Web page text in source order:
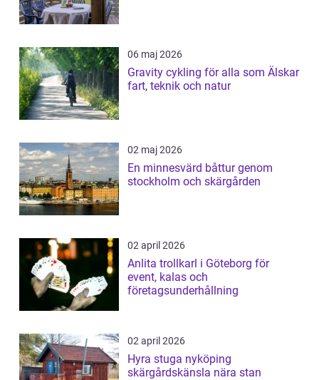
06 maj 2026
Gravity cykling för alla som Älskar
fart, teknik och natur
02 maj 2026
En minnesvärd båttur genom
stockholm och skärgården
02 april 2026
Anlita trollkarl i Göteborg för
event, kalas och
företagsunderhållning
02 april 2026
Hyra stuga nyköping
skärgårdskänsla nära stan